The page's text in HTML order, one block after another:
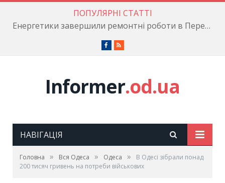
ПОПУЛЯРНІ СТАТТІ
Енергетики завершили ремонтні роботи в Пересипському районі
Facebook
RSS
Informer.od.ua
НАВІГАЦІЯ
Головна » Вся Одеса » Одеса »
В Одесі зібрали понад
200 тисяч гривень на потреби військових